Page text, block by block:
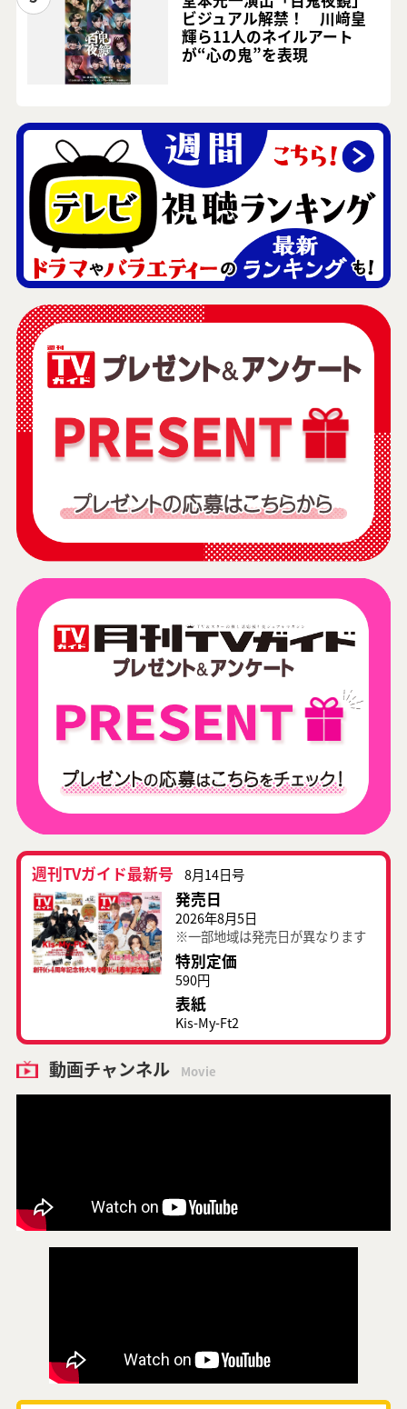
ビジュアル解禁！ 川﨑皇
輝ら11人のネイルアート
が“心の鬼”を表現
週刊TVガイド最新号 8月14日号
発売日
2026年8月5日
※一部地域は発売日が異なります
特別定価
590円
表紙
Kis-My-Ft2
動画チャンネル Movie